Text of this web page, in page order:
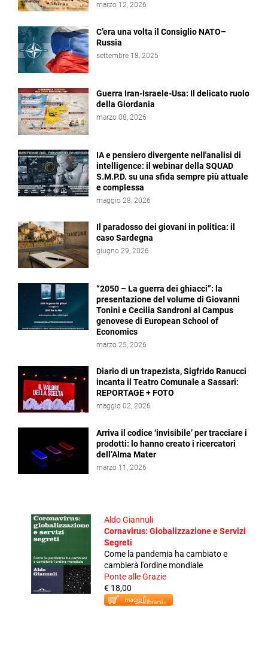
marzo 12, 2026
C’era una volta il Consiglio NATO–
Russia
settembre 18, 2025
Guerra Iran-Israele-Usa: Il delicato ruolo
della Giordania
marzo 08, 2026
IA e pensiero divergente nell'analisi di
intelligence: il webinar della SQUAD
S.M.P.D. su una sfida sempre più attuale
e complessa
maggio 28, 2026
Il paradosso dei giovani in politica: il
caso Sardegna
giugno 29, 2026
“2050 – La guerra dei ghiacci”: la
presentazione del volume di Giovanni
Tonini e Cecilia Sandroni al Campus
genovese di European School of
Economics
marzo 25, 2026
Diario di un trapezista, Sigfrido Ranucci
incanta il Teatro Comunale a Sassari:
REPORTAGE + FOTO
maggio 02, 2026
Arriva il codice ‘invisibile’ per tracciare i
prodotti: lo hanno creato i ricercatori
dell’Alma Mater
marzo 11, 2026
Aldo Giannuli
Cornavirus: Globalizzazione e Servizi
Segreti
Come la pandemia ha cambiato e
cambierà l'ordine mondiale
Ponte alle Grazie
€ 18,00